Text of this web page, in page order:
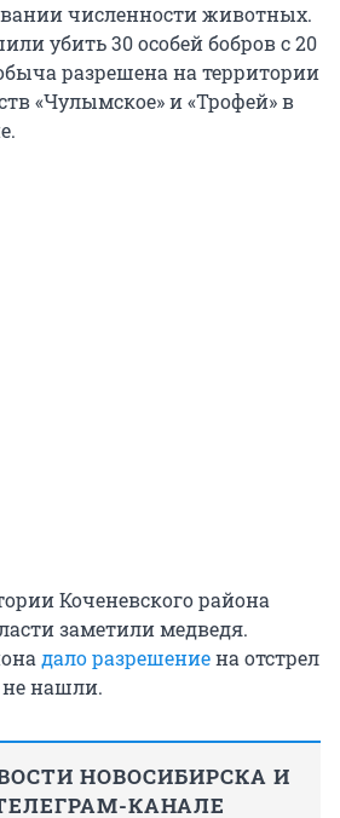
численности животных.
убить 30 особей бобров с 20
разрешена на территории
«Чулымское» и «Трофей» в
Коченевского района
заметили медведя.
дало разрешениена отстрел
не нашли.
НОВОСИБИРСКА И
КАНАЛЕ